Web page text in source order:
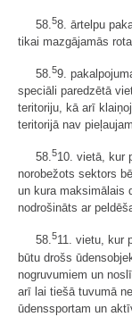
58. 58. ārtelpu
tikai mazgājamās
58.59.
speciāli paredzētā
teritoriju, kā arī
teritorijā nav
58.510. vietā, kur
norobežots sektors
un kura maksimālais
nodrošināts ar
58.511. vietu, kur
būtu drošs
nogruvumiem un
arī lai tiešā tuvumā
ūdenssportam un